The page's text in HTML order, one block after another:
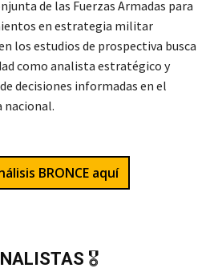
de las Fuerzas Armadas para
en estrategia militar
los estudios de prospectiva busca
como analista estratégico y
decisiones informadas en el
nacional.
BRONCE aquí
🎖️